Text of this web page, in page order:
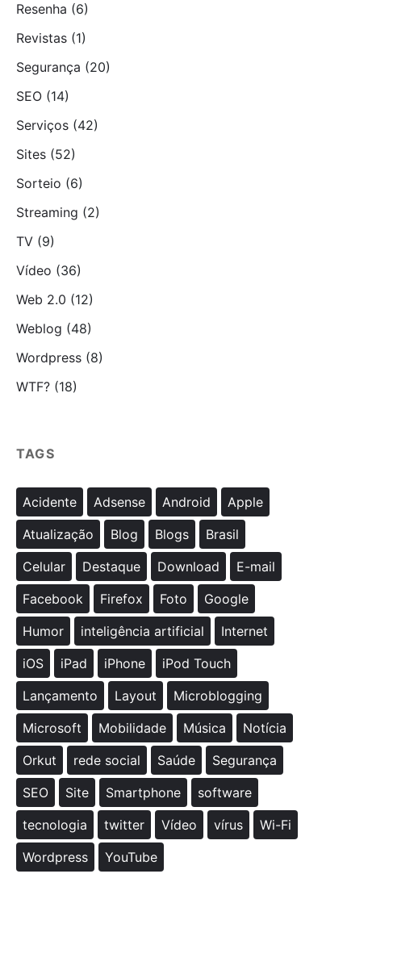
Resenha (6)
Revistas (1)
Segurança (20)
SEO (14)
Serviços (42)
Sites (52)
Sorteio (6)
Streaming (2)
TV (9)
Vídeo (36)
Web 2.0 (12)
Weblog (48)
Wordpress (8)
WTF? (18)
TAGS
Acidente Adsense Android
Apple
Atualização
Blog Blogs
Brasil
Celular
Destaque Download
E-mail
Facebook
Firefox Foto
Google
Humor
inteligência artificial
Internet
iOS
iPad iPhone
iPod Touch
Lançamento
Layout
Microblogging
Microsoft
Mobilidade Música
Notícia
Orkut
rede social Saúde
Segurança
SEO
Site Smartphone
software
tecnologia
twitter Vídeo vírus
Wi-Fi
Wordpress
YouTube